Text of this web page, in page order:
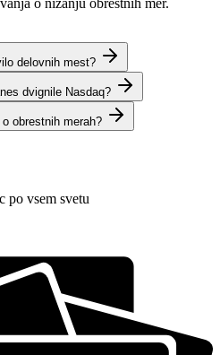
o nižanju obrestnih mer.
delovnih mest?
dvignile Nasdaq?
obrestnih merah?
po vsem svetu